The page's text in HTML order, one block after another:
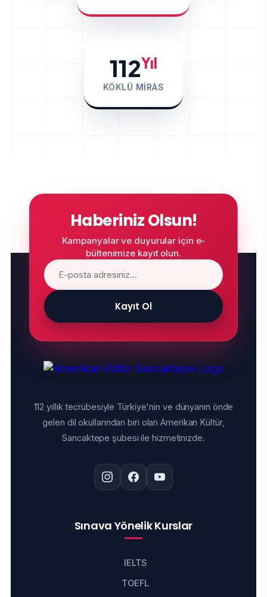
112Yıl
KÖKLÜ MIRAS
Haberiniz Olsun!
Kampanyalar ve duyurular için e-
bültenimize kayıt olun.
Kayıt Ol
112 yıllık tecrübesiyle Türkiye'nin ve dünyanın önde
gelen dil okullarından biri olan Amerikan Kültür,
Sancaktepe şubesi ile hizmetinizde.
Sınava Yönelik Kurslar
IELTS
TOEFL